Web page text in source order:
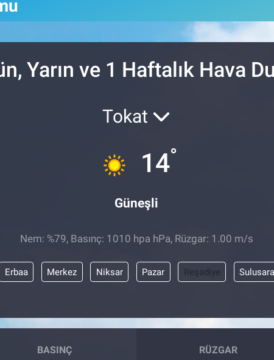
Yarın ve 1 Haftalık Hava
Tokat
14°
Güneşli
Nem: %79, Basınç: 1010 hpa hPa, Rüzgar: 1.00 m/s
Erbaa Merkez Niksar Pazar Reşadiye
BASINÇ RÜZGAR